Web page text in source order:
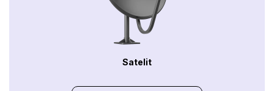
Satelit